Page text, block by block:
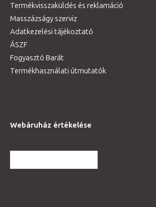
Termékvisszaküldés és reklamáció
Masszázságy szerviz
Adatkezelési tájékoztató
ÁSZF
Fogyasztó Barát
Termékhasználati útmutatók
Webáruház értékelése